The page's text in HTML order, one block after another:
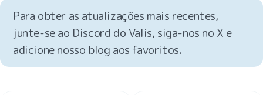
junte-se ao Discord do Valis, siga-nos no X
adicione nosso blog aos favoritos.